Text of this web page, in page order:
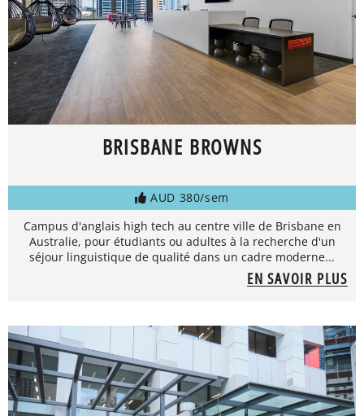
BRISBANE BROWNS
AUD 380/sem
Campus d'anglais high tech au centre ville de Brisbane en
Australie, pour étudiants ou adultes à la recherche d'un
séjour linguistique de qualité dans un cadre moderne...
EN SAVOIR PLUS